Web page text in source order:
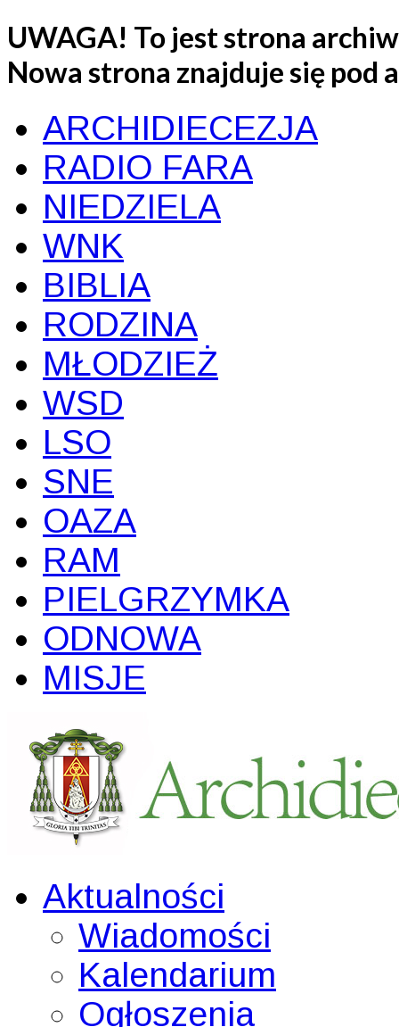
UWAGA! To jest strona
Nowa strona znajduje się pod
ARCHIDIECEZJA
RADIO FARA
NIEDZIELA
WNK
BIBLIA
RODZINA
MŁODZIEŻ
WSD
LSO
SNE
OAZA
RAM
PIELGRZYMKA
ODNOWA
MISJE
Aktualności
Wiadomości
Kalendarium
Ogłoszenia